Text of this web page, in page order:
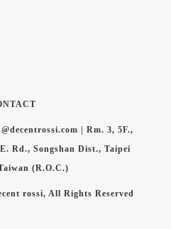
| Rm. 3, 5F.,
Rd., Songshan Dist., Taipei
(R.O.C.)
rossi, All Rights Reserved